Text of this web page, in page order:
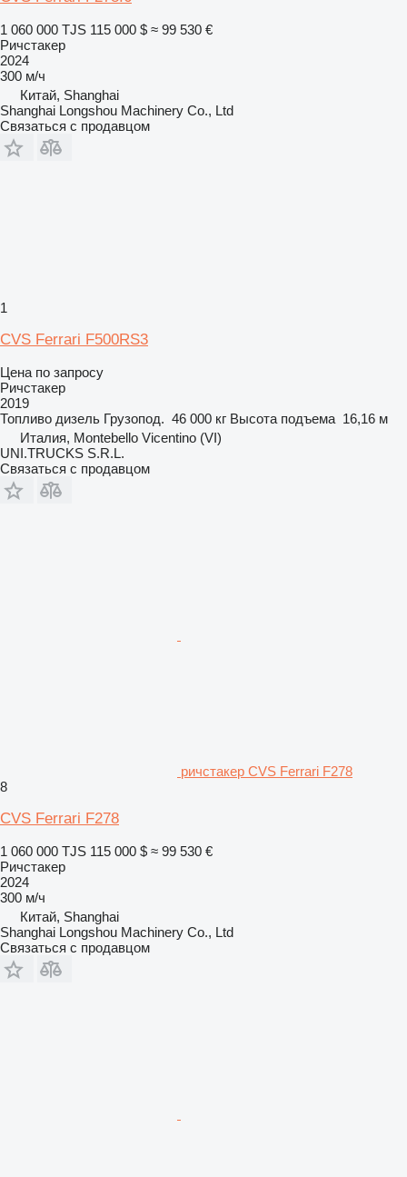
1 060 000 TJS 115 000 $ ≈ 99 530 €
Ричстакер
2024
300 м/ч
Китай, Shanghai
Shanghai Longshou Machinery Co., Ltd
Связаться с продавцом
1
CVS Ferrari F500RS3
Цена по запросу
Ричстакер
2019
Топливо дизель Грузопод. 46 000 кг Высота подъема 16,16 м
Италия, Montebello Vicentino (VI)
UNI.TRUCKS S.R.L.
Связаться с продавцом
ричстакер CVS Ferrari F278
8
CVS Ferrari F278
1 060 000 TJS 115 000 $ ≈ 99 530 €
Ричстакер
2024
300 м/ч
Китай, Shanghai
Shanghai Longshou Machinery Co., Ltd
Связаться с продавцом